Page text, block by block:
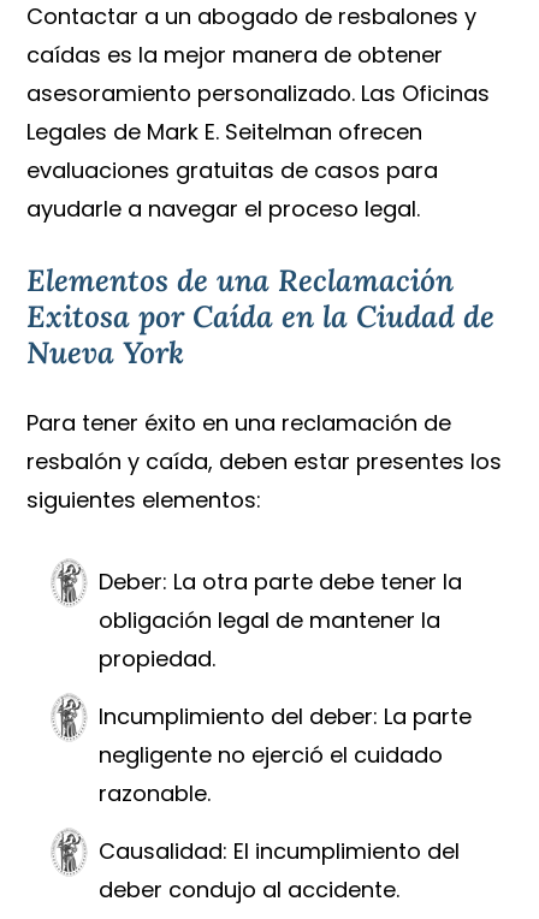
Contactar a un abogado de resbalones y
caídas es la mejor manera de obtener
asesoramiento personalizado. Las Oficinas
Legales de Mark E. Seitelman ofrecen
evaluaciones gratuitas de casos para
ayudarle a navegar el proceso legal.
Elementos de una Reclamación
Exitosa por Caída en la Ciudad de
Nueva York
Para tener éxito en una reclamación de
resbalón y caída, deben estar presentes los
siguientes elementos:
Deber: La otra parte debe tener la
obligación legal de mantener la
propiedad.
Incumplimiento del deber: La parte
negligente no ejerció el cuidado
razonable.
Causalidad: El incumplimiento del
deber condujo al accidente.